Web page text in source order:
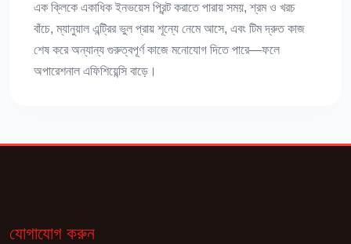
এক ক্লিকে একাধিক ইনভয়েস প্রিন্ট করাতে পারায় সময়, শ্রম ও খরচ
বাঁচে, ম্যানুয়াল এন্ট্রির ভুল প্রায় শূন্যে নেমে আসে, এবং টিম দ্রুত কাজ
শেষ করে অন্যান্য গুরুত্বপূর্ণ কাজে মনোযোগ দিতে পারে—ফলে
অপারেশনাল এফিশিয়েন্সি বাড়ে।
যোগাযোগ করুন